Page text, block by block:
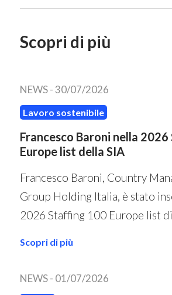
Scopri di più
NEWS -30/07/2026
Lavoro sostenibile
Francesco Baroni nella
Europe list della SIA
Francesco Baroni, Country
Group Holding Italia, è stato
2026 Staffing 100 Europe list
Scopri di più
NEWS - 01/07/2026